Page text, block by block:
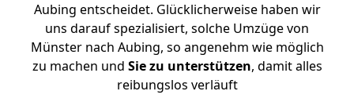
Aubing entscheidet. Glücklicherweise haben wir
uns darauf spezialisiert, solche Umzüge von
Münster nach Aubing, so angenehm wie möglich
zu machen und Sie zu unterstützen, damit alles
reibungslos verläuft